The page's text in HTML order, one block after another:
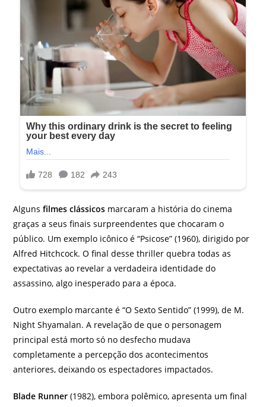
Algunsfilmes clássicos marcaram a história do cinema
graças a seus finais surpreendentes que chocaram o
público. Um exemplo icônico é “Psicose” (1960), dirigido por
Alfred Hitchcock. O final desse thriller quebra todas as
expectativas ao revelar a verdadeira identidade do
assassino, algo inesperado para a época.
Outro exemplo marcante é “O Sexto Sentido” (1999), de M.
Night Shyamalan. A revelação de que o personagem
principal está morto só no desfecho mudava
completamente a percepção dos acontecimentos
anteriores, deixando os espectadores impactados.
Blade Runner (1982), embora polêmico, apresenta um final